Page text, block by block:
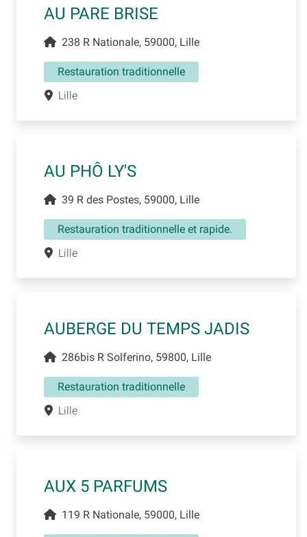
AU PARE BRISE
238 R Nationale, 59000, Lille
Restauration traditionnelle
Lille
AU PHÔ LY'S
39 R des Postes, 59000, Lille
Restauration traditionnelle et rapide.
Lille
AUBERGE DU TEMPS JADIS
286bis R Solferino, 59800, Lille
Restauration traditionnelle
Lille
AUX 5 PARFUMS
119 R Nationale, 59000, Lille